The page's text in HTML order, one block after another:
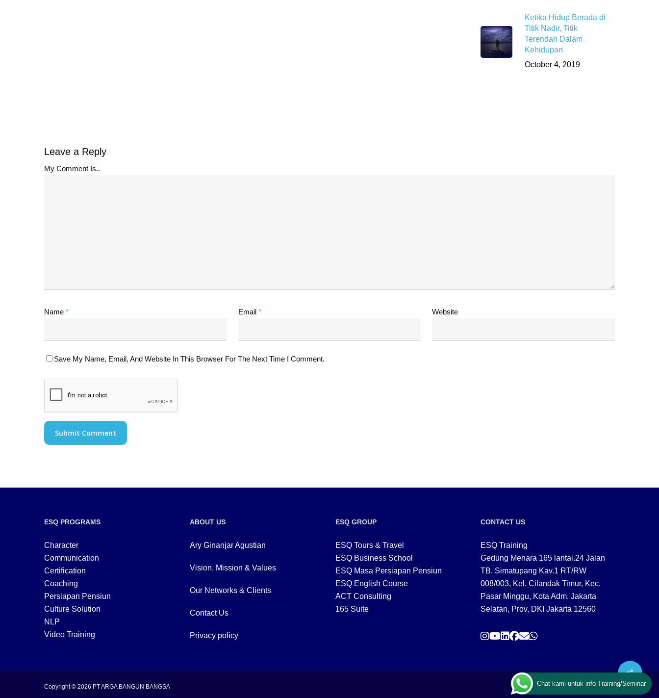
Ketika Hidup Berada di
Titik Nadir, Titik
Terendah Dalam
Kehidupan
October 4, 2019
Leave a Reply
My Comment Is..
Name * Email * Website
Save My Name, Email, And Website In This Browser For The Next Time I Comment.
Share
ESQ PROGRAMS
Character
Communication
Certification
Coaching
Persiapan Pensiun
Culture Solution
NLP
Video Training
ABOUT US
Ary Ginanjar Agustian
Vision, Mission & Values
Our Networks & Clients
Contact Us
Privacy policy
ESQ GROUP
ESQ Tours & Travel
ESQ Business School
ESQ Masa Persiapan Pensiun
ESQ English Course
ACT Consulting
165 Suite
CONTACT US
ESQ Training
Gedung Menara 165 lantai.24 Jalan
TB. Simatupang Kav.1 RT/RW
008/003, Kel. Cilandak Timur, Kec.
Pasar Minggu, Kota Adm. Jakarta
Selatan, Prov, DKI Jakarta 12560
Copyright © 2026 PT ARGA BANGUN BANGSA Chat kami untuk info Training/Seminar